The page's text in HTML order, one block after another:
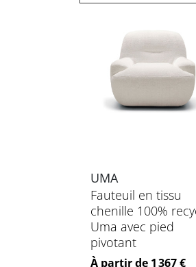
UMA
Fauteuil en tissu
chenille 100%
Uma avec pied
pivotant
Prix
À partir de 1 367 €